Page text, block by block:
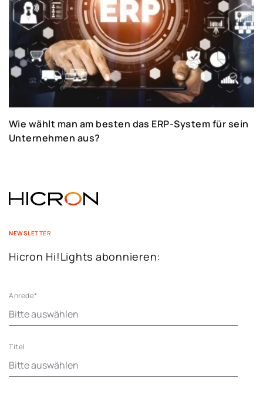
Wie wählt man am besten das ERP-System für sein
Unternehmen aus?
NEWSLETTER
Hicron Hi!Lights abonnieren:
Anrede*
Titel